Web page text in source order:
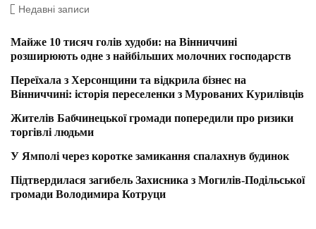
Недавні записи
Майже 10 тисяч голів худоби: на Вінниччині
розширюють одне з найбільших молочних господарств
Переїхала з Херсонщини та відкрила бізнес на
Вінниччині: історія переселенки з Мурованих Курилівців
Жителів Бабчинецької громади попередили про ризики
торгівлі людьми
У Ямполі через коротке замикання спалахнув будинок
Підтвердилася загибель Захисника з Могилів-Подільської
громади Володимира Котруци